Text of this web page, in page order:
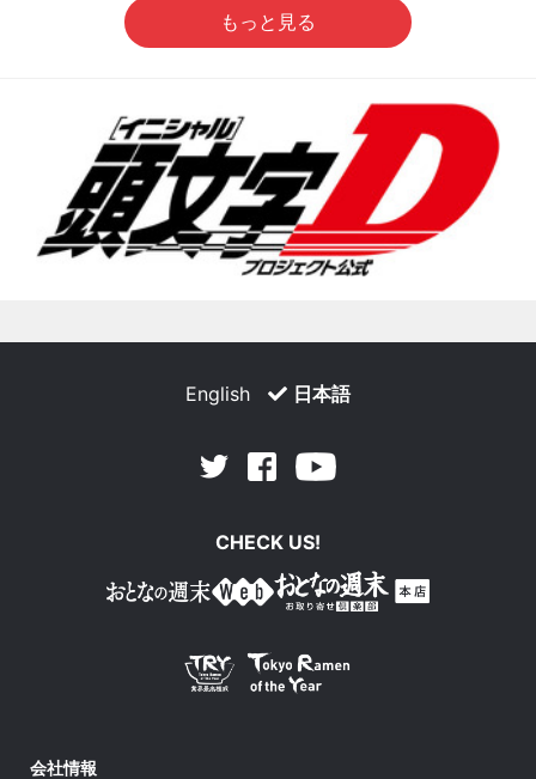
もっと見る
English 日本語
Twitter Facebook
CHECK US!
会社情報